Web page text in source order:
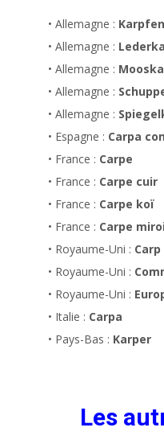
• Allemagne : Karpfen
• Allemagne :
• Allemagne :
• Allemagne :
• Allemagne :
• Espagne : Carpa
• France : Carpe
• France : Carpe cuir
• France : Carpe koï
• France : Carpe
• Royaume-Uni : Carp
• Royaume-Uni :
• Royaume-Uni :
• Italie : Carpa
• Pays-Bas : Karper
Les